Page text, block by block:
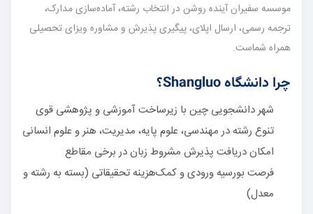
موسسه سفیران آینده روشن در انتخاب رشته، آماده‌سازی مدارک،
ترجمه رسمی، ارسال اپلای، پیگیری پذیرش و مشاوره ویزای تحصیلی
همراه شماست.
چرا دانشگاه Shangluo؟
شهر دانشجویی چین با زیرساخت آموزشی و پژوهشی قوی
تنوع رشته در مهندسی، علوم پایه، مدیریت، هنر و علوم انسانی
امکان دریافت پذیرش مشروط زبان در برخی مقاطع
فرصت بورسیه ورودی و کمک‌هزینه تحقیقاتی (بسته به رشته و
معدل)